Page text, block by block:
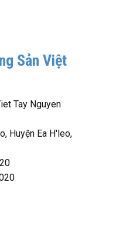
Sản Việt
Tay Nguyen
Huyện Ea H'leo,